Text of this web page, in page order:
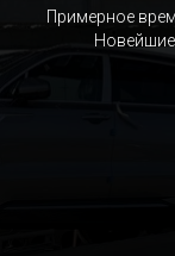
Примерное
Новейшие